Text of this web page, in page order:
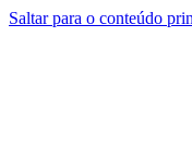
Saltar para o conteúdo